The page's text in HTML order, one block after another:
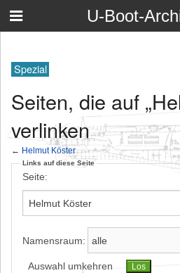
U-Boot-
Spezial
Seiten, die auf
verlinken
← Helmut Köster
Links auf diese Seite
Seite:
Namensraum:
Auswahl umkehren